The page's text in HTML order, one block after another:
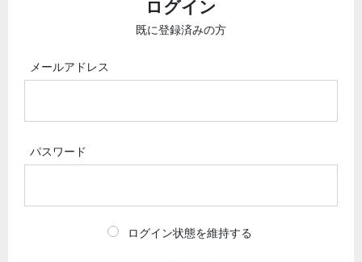
ログイン
既に登録済みの方
メールアドレス
パスワード
ログイン状態を維持する